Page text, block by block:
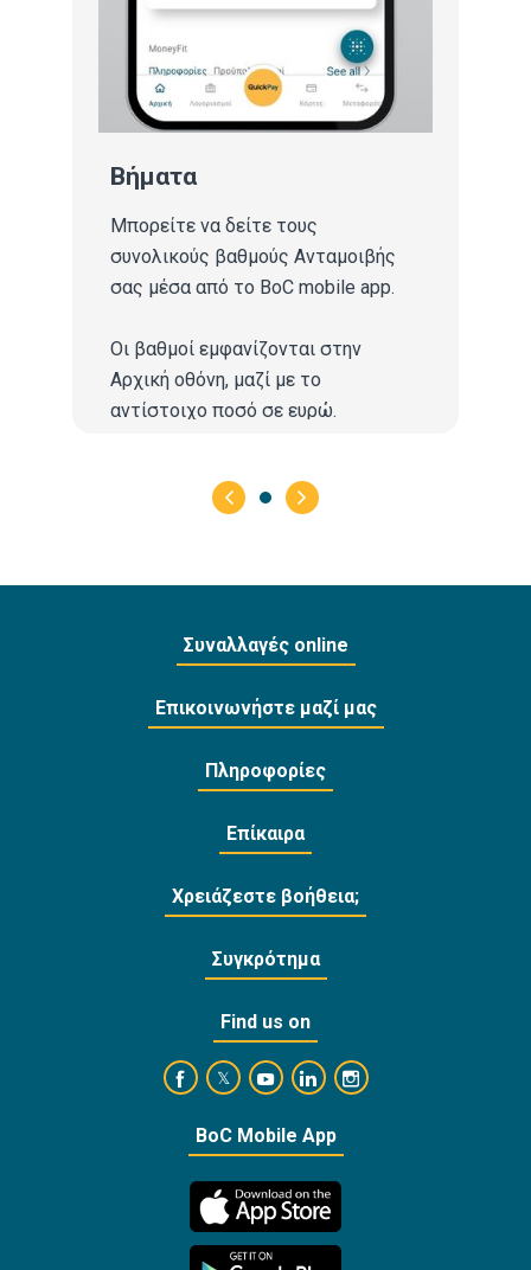
Βήματα
Μπορείτε να δείτε τους
συνολικούς βαθμούς Ανταμοιβής
σας μέσα από το BoC mobile app.
Οι βαθμοί εμφανίζονται στην
Αρχική οθόνη, μαζί με το
αντίστοιχο ποσό σε ευρώ.
Συναλλαγές online
Επικοινωνήστε μαζί μας
Πληροφορίες
Επίκαιρα
Χρειάζεστε βοήθεια;
Συγκρότημα
Find us on
https://www.facebook.com/
https://twitter.com/bankofcyprus_
https://www.youtube.com/user/
https://www.linkedin.com/
https://
BoC Mobile App